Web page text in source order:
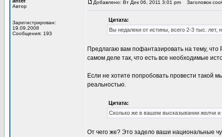
Автор
Зарегистрирован:
19.09.2008
Сообщения: 193
Добавлено: Вт Дек 06, 2011 3:01 pm Заголовок
Цитата:
Вы недалеки от истины, всего 2-3 тыс.
Предлагаю вам пофантазировать на тему, что
самом деле так, что есть все необходимые
Если не хотите попробовать провести такой
реальностью.
Цитата:
Сколько же в вашем высказывании желчи и
От чего же? Это задело ваши национальные